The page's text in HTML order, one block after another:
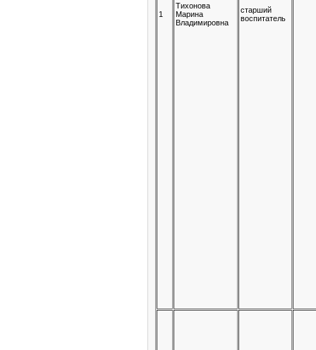
1
Тихонова
Марина
Владимировна
старший
воспитатель